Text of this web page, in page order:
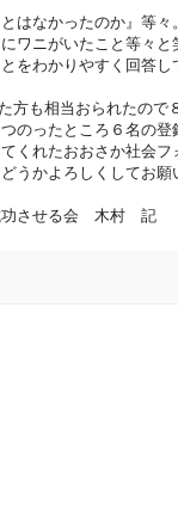
なかったのか』等々。
ニがいたこと等々と
をわかりやすく回答し
も相当おられたので
ったところ６名の登
くれたおおさか社会フ
かよろしくしてお願
会 木村 記